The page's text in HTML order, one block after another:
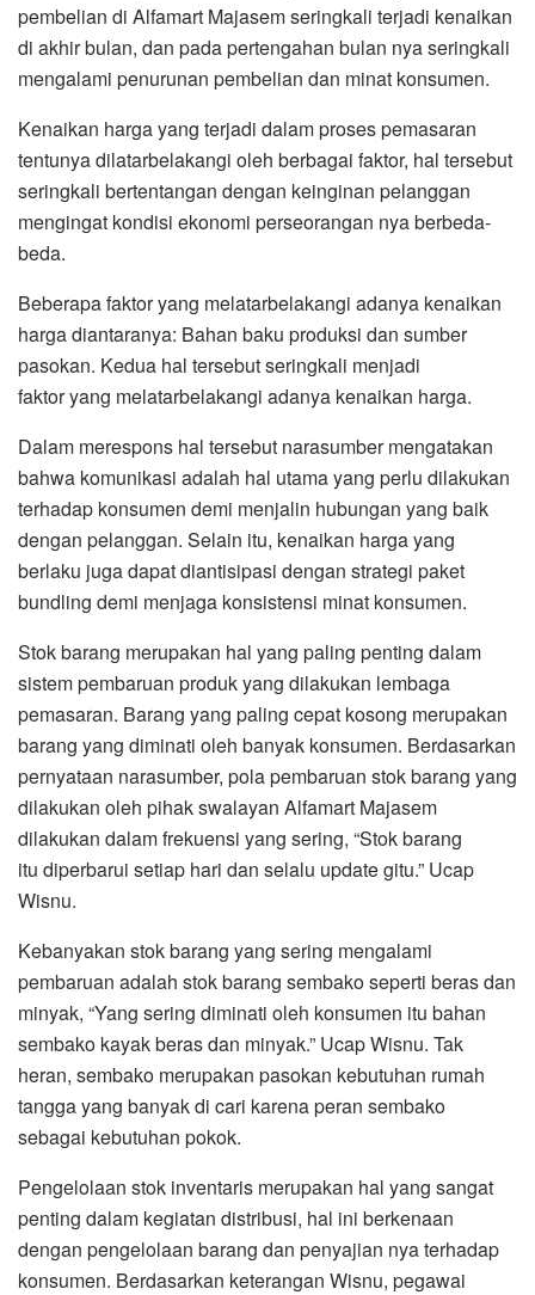
pembelian di Alfamart Majasem seringkali terjadi kenaikan
di akhir bulan, dan pada pertengahan bulan nya seringkali
mengalami penurunan pembelian dan minat konsumen.
Kenaikan harga yang terjadi dalam proses pemasaran
tentunya dilatarbelakangi oleh berbagai faktor, hal tersebut
seringkali bertentangan dengan keinginan pelanggan
mengingat kondisi ekonomi perseorangan nya berbeda-
beda.
Beberapa faktor yang melatarbelakangi adanya kenaikan
harga diantaranya: Bahan baku produksi dan sumber
pasokan. Kedua hal tersebut seringkali menjadi
faktor yang melatarbelakangi adanya kenaikan harga.
Dalam merespons hal tersebut narasumber mengatakan
bahwa komunikasi adalah hal utama yang perlu dilakukan
terhadap konsumen demi menjalin hubungan yang baik
dengan pelanggan. Selain itu, kenaikan harga yang
berlaku juga dapat diantisipasi dengan strategi paket
bundling demi menjaga konsistensi minat konsumen.
Stok barang merupakan hal yang paling penting dalam
sistem pembaruan produk yang dilakukan lembaga
pemasaran. Barang yang paling cepat kosong merupakan
barang yang diminati oleh banyak konsumen. Berdasarkan
pernyataan narasumber, pola pembaruan stok barang yang
dilakukan oleh pihak swalayan Alfamart Majasem
dilakukan dalam frekuensi yang sering, “Stok barang
itu diperbarui setiap hari dan selalu update gitu.” Ucap
Wisnu.
Kebanyakan stok barang yang sering mengalami
pembaruan adalah stok barang sembako seperti beras dan
minyak, “Yang sering diminati oleh konsumen itu bahan
sembako kayak beras dan minyak.” Ucap Wisnu. Tak
heran, sembako merupakan pasokan kebutuhan rumah
tangga yang banyak di cari karena peran sembako
sebagai kebutuhan pokok.
Pengelolaan stok inventaris merupakan hal yang sangat
penting dalam kegiatan distribusi, hal ini berkenaan
dengan pengelolaan barang dan penyajian nya terhadap
konsumen. Berdasarkan keterangan Wisnu, pegawai